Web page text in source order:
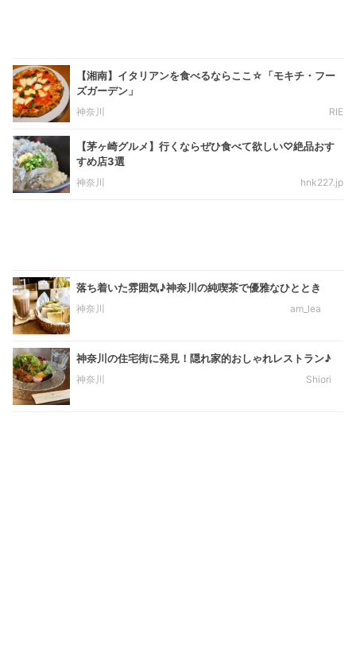
【湘南】イタリアンを食べるならここ☆「モキチ・フー
ズガーデン」
神奈川 RIE
【茅ヶ崎グルメ】行くならぜひ食べて欲しい♡絶品おす
すめ店3選
神奈川 hnk227.jp
落ち着いた雰囲気♪神奈川の純喫茶で優雅なひととき
神奈川 am_lea
神奈川の住宅街に発見！隠れ家的おしゃれレストラン♪
神奈川 Shiori